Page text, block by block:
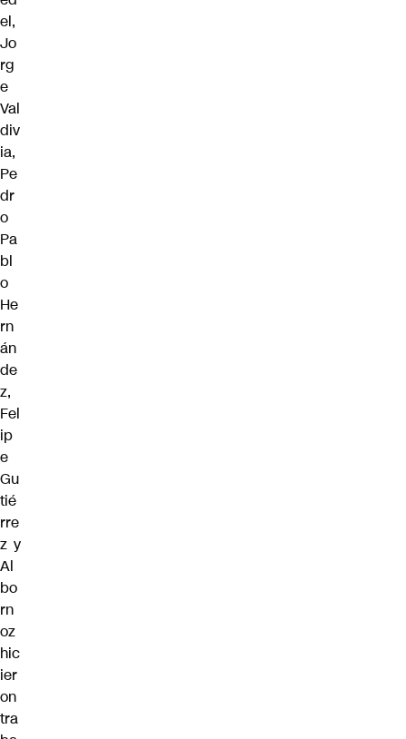
el,
Jo
rg
e
Val
div
ia,
Pe
dr
o
Pa
bl
o
He
rn
án
de
z,
Fel
ip
e
Gu
tié
rre
z y
Al
bo
rn
oz
hic
ier
on
tra